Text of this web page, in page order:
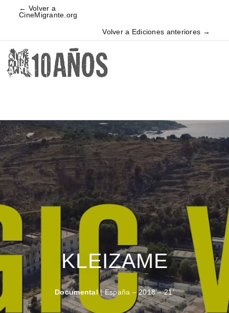
← Volver a
CineMigrante.org
Volver a Ediciones anteriores →
KLEIZAME
Documental | España – 2018 – 21'